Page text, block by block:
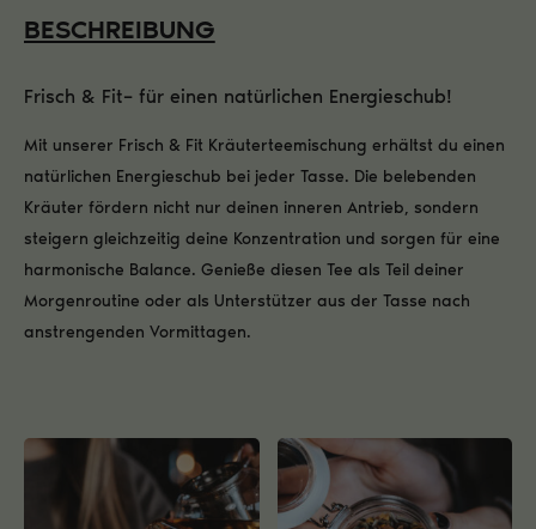
BESCHREIBUNG
Frisch & Fit– für einen natürlichen Energieschub!
Mit unserer Frisch & Fit Kräuterteemischung erhältst du einen
natürlichen Energieschub bei jeder Tasse. Die belebenden
Kräuter fördern nicht nur deinen inneren Antrieb, sondern
steigern gleichzeitig deine Konzentration und sorgen für eine
harmonische Balance. Genieße diesen Tee als Teil deiner
Morgenroutine oder als Unterstützer aus der Tasse nach
anstrengenden Vormittagen.